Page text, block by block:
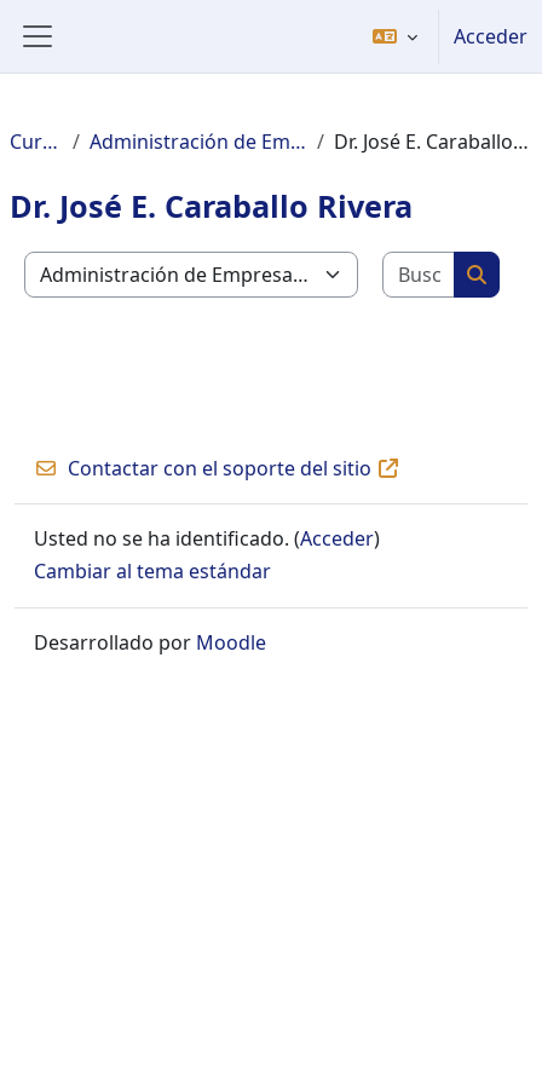
Acceder
Cursos Administración de Empresas Dr. José E. Caraballo Rivera
Dr. José E. Caraballo Rivera
Categorías
Buscar
Contactar con el soporte del sitio
Usted no se ha identificado. (Acceder)
Cambiar al tema estándar
Desarrollado por Moodle